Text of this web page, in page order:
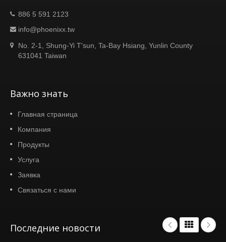
886 5 591 2123
info@phoenixx.tw
No. 2-1, Shung-Yi T'sun, Ta-Bay Hsiang, Yunlin County
631041 Taiwan
Важно знать
Главная страница
Компания
Продукты
Услуга
Заявка
Связаться с нами
Последние новости